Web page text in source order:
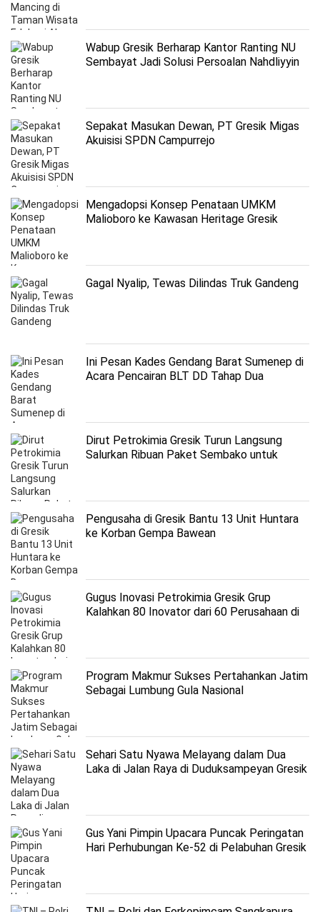
Wabup Gresik Berharap Kantor Ranting NU
Sembayat Jadi Solusi Persoalan Nahdliyyin
Sepakat Masukan Dewan, PT Gresik Migas
Akuisisi SPDN Campurrejo
Mengadopsi Konsep Penataan UMKM
Malioboro ke Kawasan Heritage Gresik
Gagal Nyalip, Tewas Dilindas Truk Gandeng
Ini Pesan Kades Gendang Barat Sumenep di
Acara Pencairan BLT DD Tahap Dua
Dirut Petrokimia Gresik Turun Langsung
Salurkan Ribuan Paket Sembako untuk
Pengusaha di Gresik Bantu 13 Unit Huntara
ke Korban Gempa Bawean
Gugus Inovasi Petrokimia Gresik Grup
Kalahkan 80 Inovator dari 60 Perusahaan di
Program Makmur Sukses Pertahankan Jatim
Sebagai Lumbung Gula Nasional
Sehari Satu Nyawa Melayang dalam Dua
Laka di Jalan Raya di Duduksampeyan Gresik
Gus Yani Pimpin Upacara Puncak Peringatan
Hari Perhubungan Ke-52 di Pelabuhan Gresik